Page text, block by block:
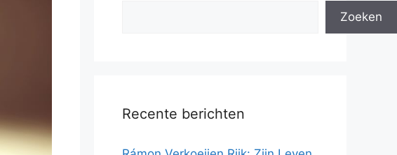
Zoeken
Recente berichten